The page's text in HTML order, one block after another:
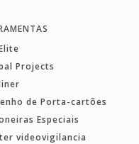
Projects
de Porta-cartões
Especiais
videovigilancia